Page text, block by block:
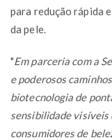
para redução rápida
da pele.
"Em parceria com a
e poderosos
biotecnologia de
sensibilidade visíveis
consumidores de